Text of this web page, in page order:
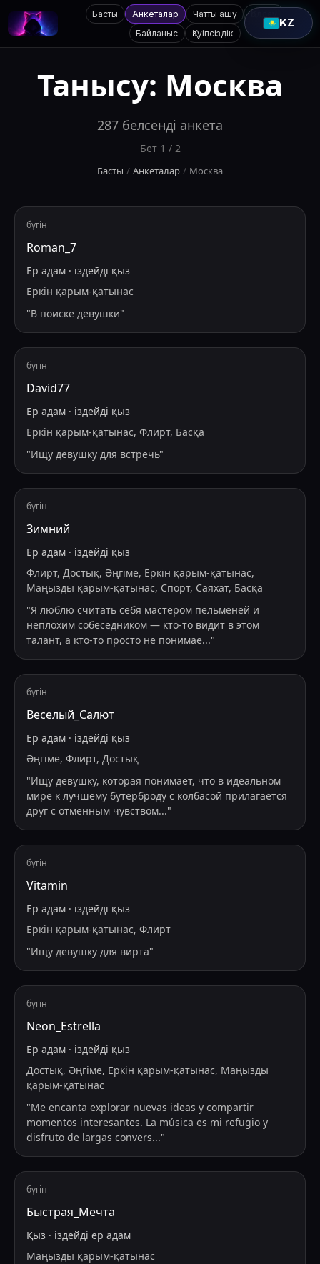
Басты Анкеталар Чатты ашу
Қолдау
Байланыс
Қауіпсіздік
KZ
Танысу: Москва
287 белсенді анкета
Бет 1 / 2
Басты / Анкеталар / Москва
бүгін
Roman_7
Ер адам · іздейді қыз
Еркін қарым-қатынас
"В поиске девушки"
бүгін
David77
Ер адам · іздейді қыз
Еркін қарым-қатынас, Флирт, Басқа
"Ищу девушку для встречь"
бүгін
Зимний
Ер адам · іздейді қыз
Флирт, Достық, Әңгіме, Еркін қарым-қатынас,
Маңызды қарым-қатынас, Спорт, Саяхат, Басқа
"Я люблю считать себя мастером пельменей и
неплохим собеседником — кто-то видит в этом
талант, а кто-то просто не понимае..."
бүгін
Веселый_Салют
Ер адам · іздейді қыз
Әңгіме, Флирт, Достық
"Ищу девушку, которая понимает, что в идеальном
мире к лучшему бутерброду с колбасой прилагается
друг с отменным чувством..."
бүгін
Vitamin
Ер адам · іздейді қыз
Еркін қарым-қатынас, Флирт
"Ищу девушку для вирта"
бүгін
Neon_Estrella
Ер адам · іздейді қыз
Достық, Әңгіме, Еркін қарым-қатынас, Маңызды
қарым-қатынас
"Me encanta explorar nuevas ideas y compartir
momentos interesantes. La música es mi refugio y
disfruto de largas convers..."
бүгін
Быстрая_Мечта
Қыз · іздейді ер адам
Маңызды қарым-қатынас